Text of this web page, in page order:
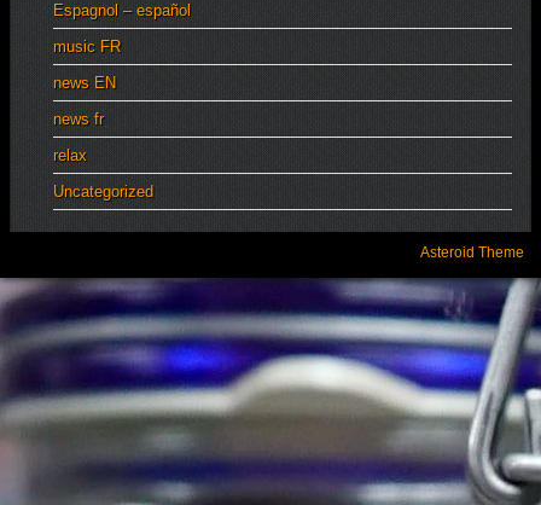
Espagnol – español
music FR
news EN
news fr
relax
Uncategorized
Asteroid Theme